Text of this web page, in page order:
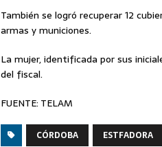
También se logró recuperar 12
armas y municiones.
La mujer, identificada por sus
del fiscal.
FUENTE: TELAM
CÓRDOBA ESTFADORA